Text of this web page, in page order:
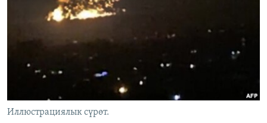
ЭЖЕ-СИҢДИЛЕР
ЫҢГАЙСЫЗ СУРООЛОР
ОНЛАЙН ШЕРИНЕ
ЭЕ/АРнун бардык сайттары
Иллюстрациялык сүрөт.